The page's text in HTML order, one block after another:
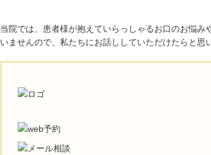
当院では、患者様が抱えていらっしゃるお口のお悩
いませんので、私たちにお話ししていただけたらと思